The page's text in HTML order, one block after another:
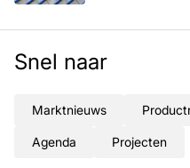
Snel naar
Marktnieuws
Agenda Projecten